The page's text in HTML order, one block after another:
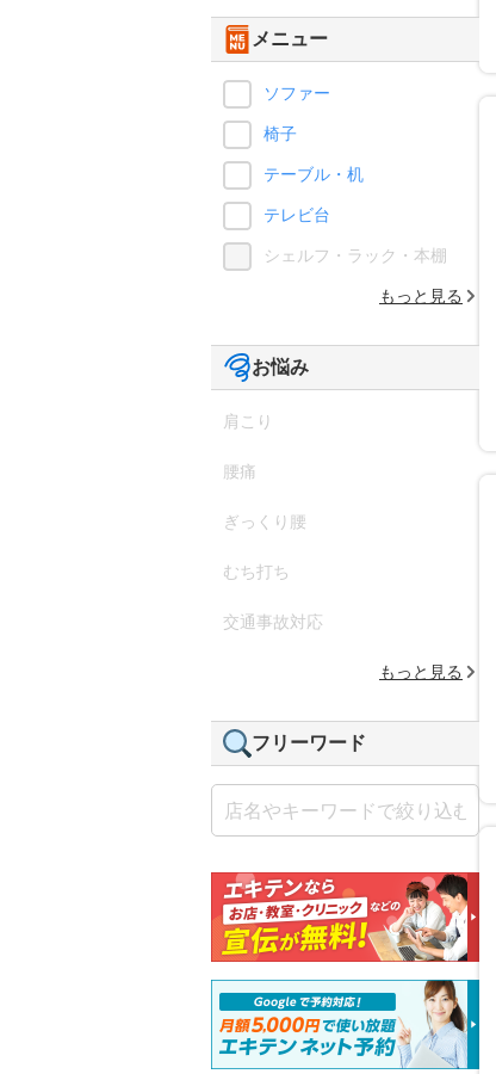
メニュー
ソファー
椅子
テーブル・机
テレビ台
シェルフ・ラック・本棚
もっと見る
お悩み
肩こり
腰痛
ぎっくり腰
むち打ち
交通事故対応
もっと見る
フリーワード